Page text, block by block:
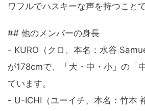
ワフルでハスキーな声を持つこと
## 他のメンバーの身長
- KURO（クロ、本名：水谷
が178cmで、「大・中・小」の「
ています。
- U-ICHI（ユーイチ、本名：竹本